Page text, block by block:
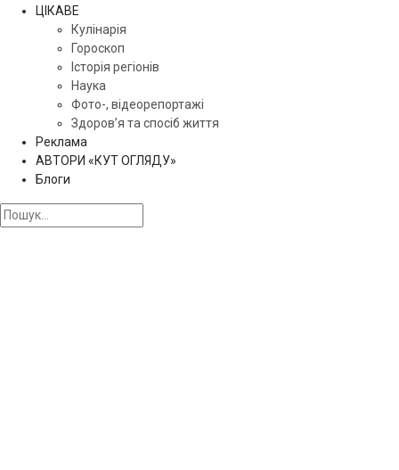
ЦІКАВЕ
Кулінарія
Гороскоп
Історія регіонів
Наука
Фото-, відеорепортажі
Здоров’я та спосіб життя
Реклама
АВТОРИ «КУТ ОГЛЯДУ»
Блоги